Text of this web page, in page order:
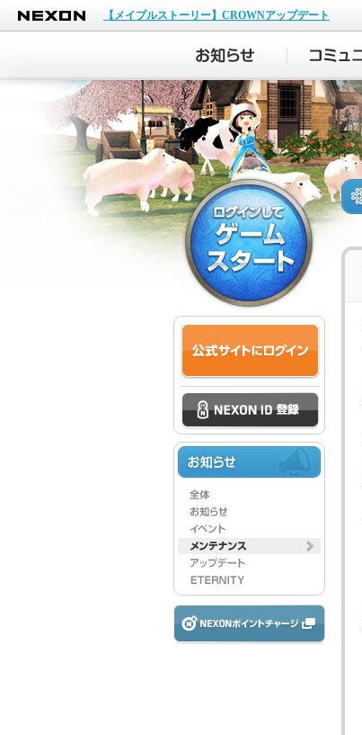
NEXON
【メイプルストーリー】CROWNアップデート